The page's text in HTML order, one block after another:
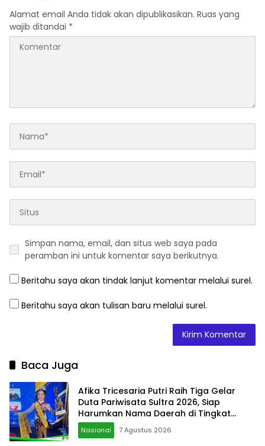
Alamat email Anda tidak akan dipublikasikan. Ruas yang
wajib ditandai *
Simpan nama, email, dan situs web saya pada
peramban ini untuk komentar saya berikutnya.
Beritahu saya akan tindak lanjut komentar melalui surel.
Beritahu saya akan tulisan baru melalui surel.
Baca Juga
Afika Tricesaria Putri Raih Tiga Gelar
Duta Pariwisata Sultra 2026, Siap
Harumkan Nama Daerah di Tingkat
Nasional
Nasional 7 Agustus 2026